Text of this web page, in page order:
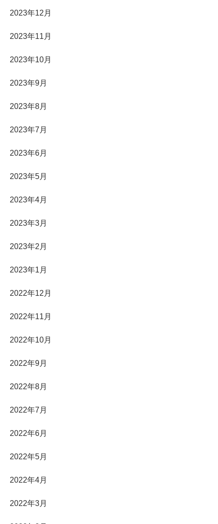
2023年12月
2023年11月
2023年10月
2023年9月
2023年8月
2023年7月
2023年6月
2023年5月
2023年4月
2023年3月
2023年2月
2023年1月
2022年12月
2022年11月
2022年10月
2022年9月
2022年8月
2022年7月
2022年6月
2022年5月
2022年4月
2022年3月